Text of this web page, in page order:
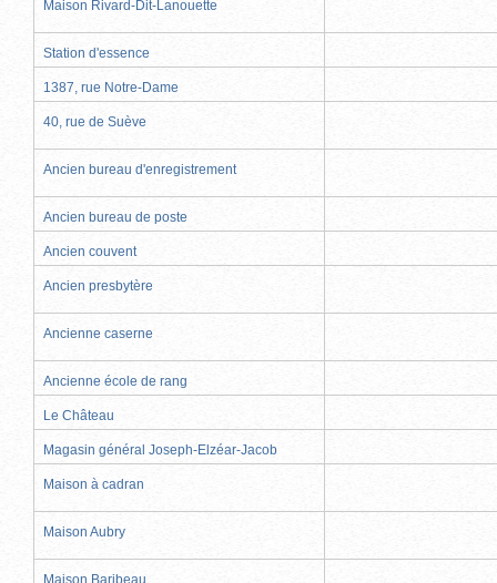
Maison Rivard-Dit-Lanouette
Station d'essence
1387, rue Notre-Dame
40, rue de Suève
Ancien bureau d'enregistrement
Ancien bureau de poste
Ancien couvent
Ancien presbytère
Ancienne caserne
Ancienne école de rang
Le Château
Magasin général Joseph-Elzéar-Jacob
Maison à cadran
Maison Aubry
Maison Baribeau